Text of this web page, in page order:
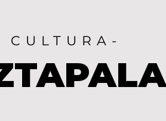
CULTURA-